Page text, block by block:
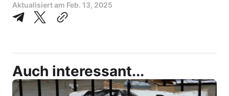
Aktualisiert am Feb. 13, 2025
Auch interessant...